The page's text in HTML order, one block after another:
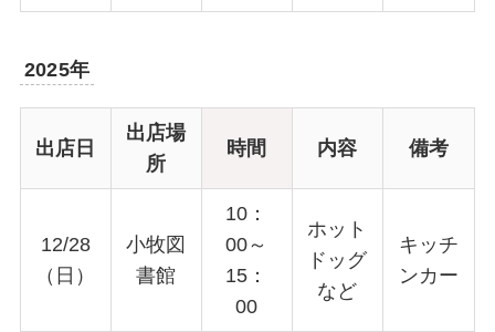
2025年
出店日
出店場
所
時間 内容 備考
12/28
（日）
小牧図
書館
10：
00～
15：
00
ホット
ドッグ
など
キッチ
ンカー